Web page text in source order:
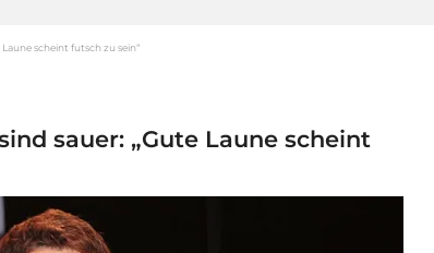
Laune scheint futsch zu sein“
sauer: „Gute Laune scheint